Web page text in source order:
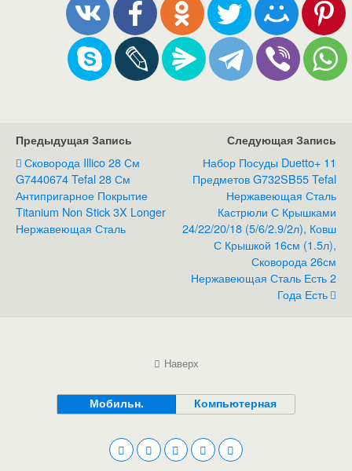
Предыдущая Запись
Сковорода Illico 28 См
G7440674 Tefal 28 См
Антипригарное Покрытие
Titanium Non Stick 3X Longer
Нержавеющая Сталь
Следующая Запись
Набор Посуды Duetto+ 11
Предметов G732SB55 Tefal
Нержавеющая Сталь
Кастрюли С Крышками
24/22/20/18 (5/6/2.9/2л), Ковш
С Крышкой 16см (1.5л),
Сковорода 26см
Нержавеющая Сталь Есть 2
Года Есть
Наверх
Мобильн. Компьютерная